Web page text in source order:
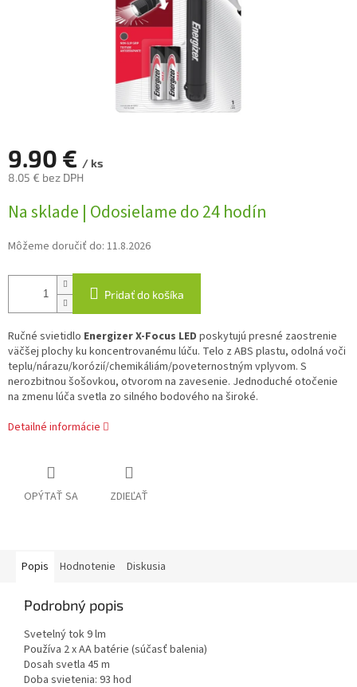
9.90 € / ks
8.05 € bez DPH
cena:
Na sklade | Odosielame do 24 hodín
Môžeme doručiť do: 11.8.2026
Pridať do košíka
Ručné svietidlo Energizer X-Focus LED poskytujú presné zaostrenie
väčšej plochy ku koncentrovanému lúču. Telo z ABS plastu, odolná voči
teplu/nárazu/korózií/chemikáliám/poveternostným vplyvom. S
nerozbitnou šošovkou, otvorom na zavesenie. Jednoduché otočenie
na zmenu lúča svetla zo silného bodového na široké.
Detailné informácie
OPÝTAŤ SA ZDIEĽAŤ
Popis Hodnotenie Diskusia
Podrobný popis
Svetelný tok 9 lm
Používa 2 x AA batérie (súčasť balenia)
Dosah svetla 45 m
Doba svietenia: 93 hod